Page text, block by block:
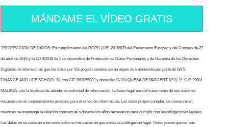
MÁNDAME EL VÍDEO GRATIS
“PROTECCION DE DATOS: En cumplimiento del RGPD (UE) 2016/679 del Parlamento Europeo y del Consejo de 27
de abril de 2016 y la LO 3/2018 de 5 de diciembre de Protección de Datos Personales y de Garantía de los Derechos
Digitales, le informamos que los datos por Vd. proporcionados serán objeto de tratamiento por parte de LWS
FINANCE AND LIFE SCHOOL SL con CIF B67855882 y domicilio C/ DUQUESA DE PARCENT Nº 8, 1º, C.P. 29001
MALAGA, con la finalidad de atender su solicitud de información. La base legal para el tratamiento de sus datos se
encuentra en el consentimiento prestado para el envío de información. Los datos proporcionados se conservarán
mientras se mantenga la relación contractual o durante los años necesarios para cumplir con las obligaciones legales.
Los datos no se cederán a terceros salvo en los casos en que exista una obligación legal. Usted puede ejercer sus